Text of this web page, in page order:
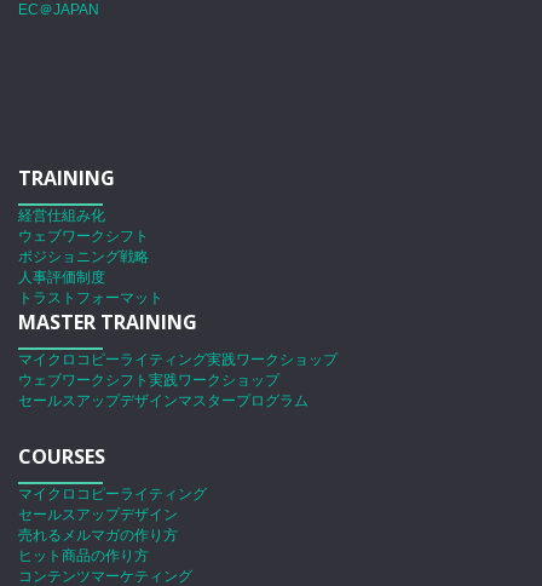
EC＠JAPAN
TRAINING
経営仕組み化
ウェブワークシフト
ポジショニング戦略
人事評価制度
トラストフォーマット
MASTER TRAINING
マイクロコピーライティング実践ワークショップ
ウェブワークシフト実践ワークショップ
セールスアップデザインマスタープログラム
COURSES
マイクロコピーライティング
セールスアップデザイン
売れるメルマガの作り方
ヒット商品の作り方
コンテンツマーケティング